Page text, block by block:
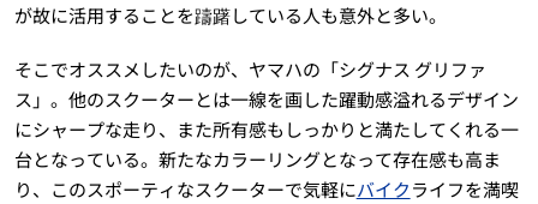
が故に活用することを躊躇している人も意外と多い。
そこでオススメしたいのが、ヤマハの「シグナス グリファ
ス」。他のスクーターとは一線を画した躍動感溢れるデザイン
にシャープな走り、また所有感もしっかりと満たしてくれる一
台となっている。新たなカラーリングとなって存在感も高ま
り、このスポーティなスクーターで気軽にバイクライフを満喫